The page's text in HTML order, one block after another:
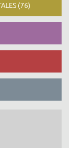
(76)